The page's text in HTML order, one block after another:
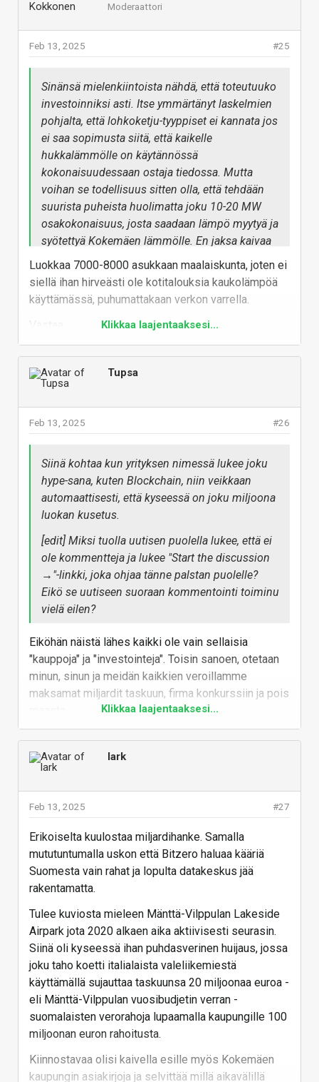
Moderaattori
#25
Feb 13, 2025
Sinänsä mielenkiintoista nähdä, että toteutuuko
investoinniksi asti. Itse ymmärtänyt laskelmien
pohjalta, että lohkoketju-tyyppiset ei kannata jos
ei saa sopimusta siitä, että kaikelle
hukkalämmölle on käytännössä
kokonaisuudessaan ostaja tiedossa. Mutta
voihan se todellisuus sitten olla, että tehdään
suurista puheista huolimatta joku 10-20 MW
osakokonaisuus, josta saadaan lämpö myytyä ja
syötettyä Kokemäen lämmölle. En jaksa kaivaa
mistään, paljonko siellä on talouksia kiinni
kaukolämmön verkossa.
Kuukkeliltakin taitaisi Haminassa lähteä irti
vähän eri luokan tehoa kuin mitä on uutisoitu,
mutta kaukolämpöverkoston piirissä ei ole kuin
noin 2000 taloutta, niin...
Luokkaa 7000-8000 asukkaan maalaiskunta, joten ei
siellä ihan hirveästi ole kotitalouksia kaukolämpöä
käyttämässä, puhumattakaan verkon varrella.
Klikkaa laajentaaksesi...
Tupsa
#26
Feb 13, 2025
Siinä kohtaa kun yrityksen nimessä lukee joku
hype-sana, kuten Blockchain, niin veikkaan
automaattisesti, että kyseessä on joku miljoona
luokan kusetus.
[edit] Miksi tuolla uutisen puolella lukee, että ei
ole kommentteja ja lukee "Start the discussion
→"-linkki, joka ohjaa tänne palstan puolelle?
Eikö se uutiseen suoraan kommentointi toiminu
vielä eilen?
Eiköhän näistä lähes kaikki ole vain sellaisia
"kauppoja" ja "investointeja". Toisin sanoen, otetaan
minun, sinun ja meidän kaikkien veroillamme
maksamat miljardit taskuun, firma konkurssiin ja pois
tuntuu, se kuuluisa mutu-tuntuma. Kun vuosittain
maksetaan miljardeja vastikkeettomia tukia
yrityksille, ja esimerkkejä löytyy. En vain nyt tähän
hätään löytänyt yhtään. Samaan aikaan pk-sektori on
pa, kun verot ja kaikki muut velvoitteet lisääntyvät
kohta eksponentiaalisesti. Voidaankin kysyä,
tarvitseeko voitollinen yhtiö mitään tukia?
Pahoittelut offista, mutta jää nyt miun osalta tähän.
Vastaa
Klikkaa laajentaaksesi...
lark
#27
Feb 13, 2025
Erikoiselta kuulostaa miljardihanke. Samalla
mututuntumalla uskon että Bitzero haluaa kääriä
Suomesta vain rahat ja lopulta datakeskus jää
rakentamatta.
Tulee kuviosta mieleen Mänttä-Vilppulan Lakeside
Airpark jota 2020 alkaen aika aktiivisesti seurasin.
Siinä oli kyseessä ihan puhdasverinen huijaus, jossa
joku taho koetti italialaista valeliikemiestä
käyttämällä sujauttaa taskuunsa 20 miljoonaa euroa -
eli Mänttä-Vilppulan vuosibudjetin verran -
suomalaisten verorahoja lupaamalla kaupungille 100
miljoonan euron rahoitusta.
Kiinnostavaa olisi kaivella esille myös Kokemäen
kaupungin asiakirjoja ja selvittää millä aikavälillä